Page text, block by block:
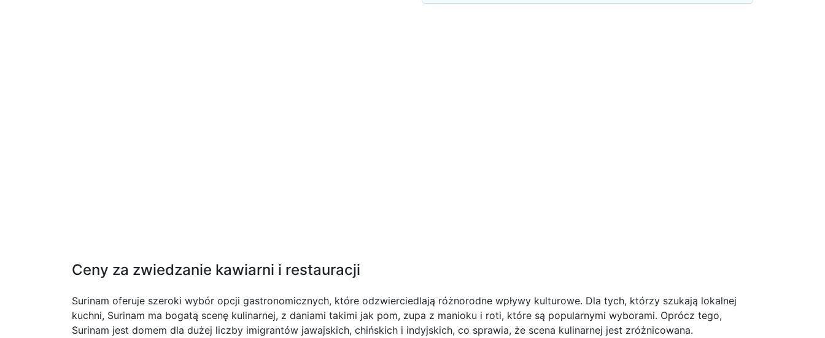
Ceny za zwiedzanie kawiarni i restauracji
Surinam oferuje szeroki wybór opcji gastronomicznych, które odzwierciedlają różnorodne wpływy kulturowe. Dla tych, którzy szukają lokalnej
kuchni, Surinam ma bogatą scenę kulinarnej, z daniami takimi jak pom, zupa z manioku i roti, które są popularnymi wyborami. Oprócz tego,
Surinam jest domem dla dużej liczby imigrantów jawajskich, chińskich i indyjskich, co sprawia, że scena kulinarnej jest zróżnicowana.